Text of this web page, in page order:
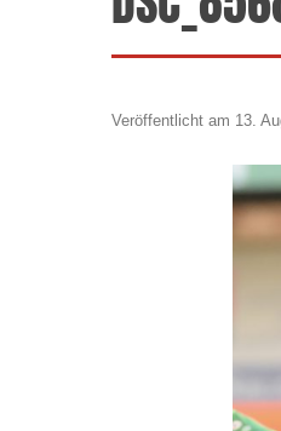
Veröffentlicht am 13.